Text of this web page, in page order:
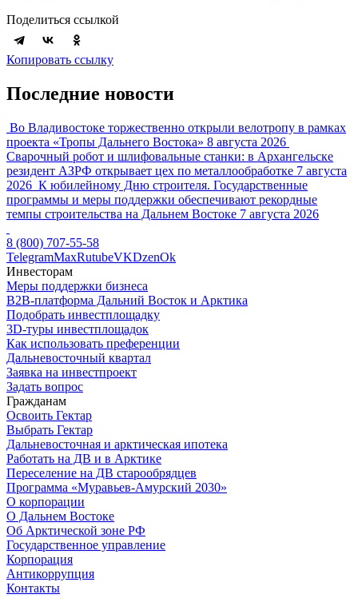
Поделиться ссылкой
Копировать ссылку
Последние новости
Во Владивостоке торжественно открыли велотропу в рамках
проекта «Тропы Дальнего Востока» 8 августа 2026
Сварочный робот и шлифовальные станки: в Архангельске
резидент АЗРФ открывает цех по металлообработке 7 августа
2026 К юбилейному Дню строителя. Государственные
программы и меры поддержки обеспечивают рекордные
темпы строительства на Дальнем Востоке 7 августа 2026
8 (800) 707-55-58
TelegramMaxRutubeVKDzenOk
Инвесторам
Меры поддержки бизнеса
B2B-платформа Дальний Восток и Арктика
Подобрать инвестплощадку
3D-туры инвестплощадок
Как использовать преференции
Дальневосточный квартал
Заявка на инвестпроект
Задать вопрос
Гражданам
Освоить Гектар
Выбрать Гектар
Дальневосточная и арктическая ипотека
Работать на ДВ и в Арктике
Переселение на ДВ старообрядцев
Программа «Муравьев-Амурский 2030»
О корпорации
О Дальнем Востоке
Об Арктической зоне РФ
Государственное управление
Корпорация
Антикоррупция
Контакты